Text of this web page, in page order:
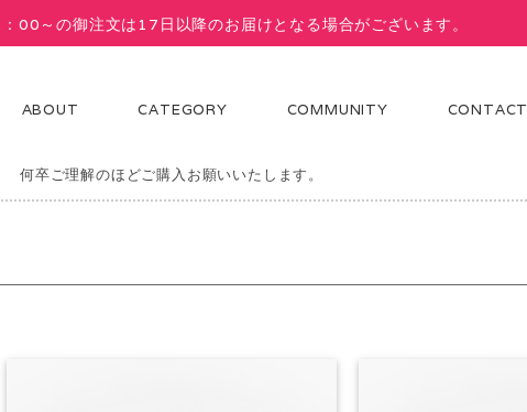
00～の御注文は17日以降のお届けとなる場合がございます。
ABOUT CATEGORY COMMUNITY
CONTACT
何卒ご理解のほどご購入お願いいたします。